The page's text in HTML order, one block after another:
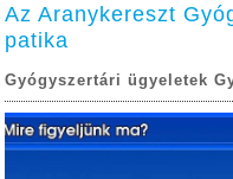
Az Aranykereszt
patika
Gyógyszertári ügyeletek